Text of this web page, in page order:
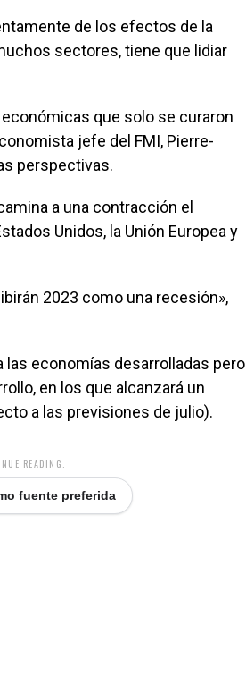
de los efectos de la
sectores, tiene que lidiar
que solo se curaron
jefe del FMI, Pierre-
perspectivas.
a una contracción el
Unidos, la Unión Europea y
2023 como una recesión»,
las economías desarrolladas pero
en los que alcanzará un
a las previsiones de julio).
READING.
fuente preferida